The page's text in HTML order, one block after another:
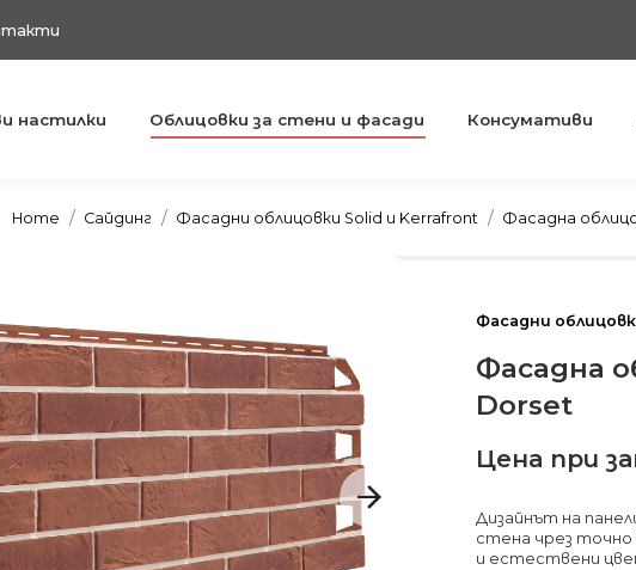
настилки Облицовки за стени и фасади Консумативи
You are here:
Home Сайдинг Фасадни облицовки Solid и Kerrafront Фасадна
Фасадни
Фасадна
Dorset
Цена при
Дизайнът на
стена чрез точно
и естествени